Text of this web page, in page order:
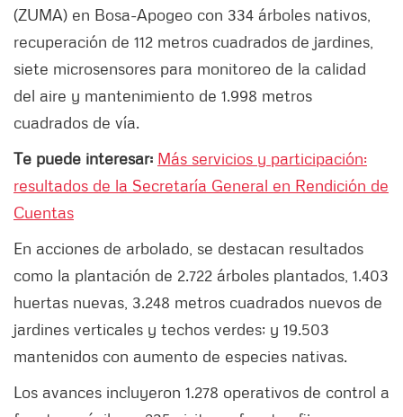
(ZUMA) en Bosa-Apogeo con 334 árboles nativos,
recuperación de 112 metros cuadrados de jardines,
siete microsensores para monitoreo de la calidad
del aire y mantenimiento de 1.998 metros
cuadrados de vía.
Te puede interesar: Más servicios y participación:
resultados de la Secretaría General en Rendición de
Cuentas
En acciones de arbolado, se destacan resultados
como la plantación de 2.722 árboles plantados, 1.403
huertas nuevas, 3.248 metros cuadrados nuevos de
jardines verticales y techos verdes; y 19.503
mantenidos con aumento de especies nativas.
Los avances incluyeron 1.278 operativos de control a